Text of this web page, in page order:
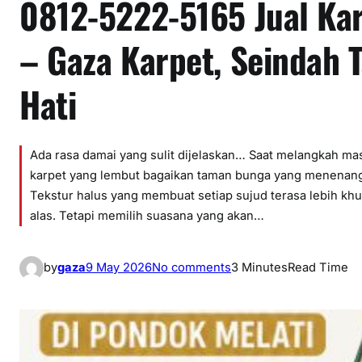
0812-5222-5165 Jual
– Gaza Karpet, Seindah
Hati
Ada rasa damai yang sulit dijelaskan… Saat melangkah
karpet yang lembut bagaikan taman bunga yang
Tekstur halus yang membuat setiap sujud terasa lebih
alas. Tetapi memilih suasana yang akan…
bygaza9 May 2026No commentso
0
8
1
3 MinutesRead Time